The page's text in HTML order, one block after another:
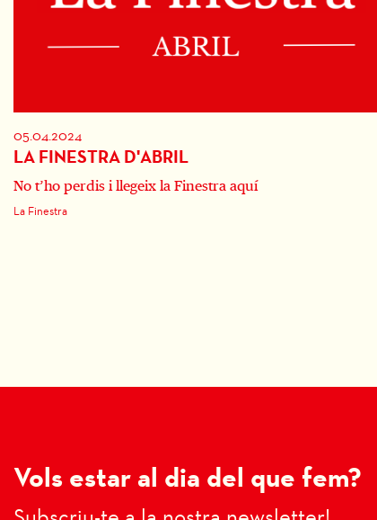
05.04.2024
LA FINESTRA D'ABRIL
No t’ho perdis i llegeix la Finestra aquí
La Finestra
Vols estar al dia del que fem?